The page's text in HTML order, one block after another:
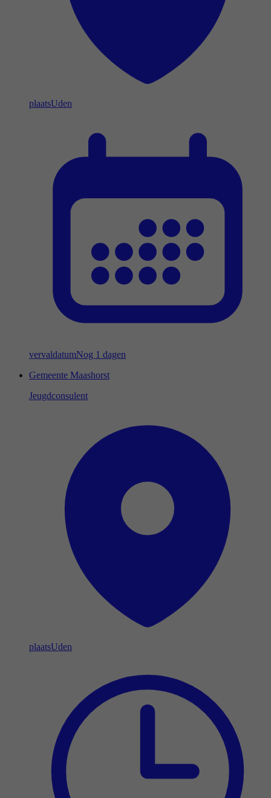
plaatsUden
vervaldatumNog 1 dagen
Gemeente Maashorst
Jeugdconsulent
plaatsUden